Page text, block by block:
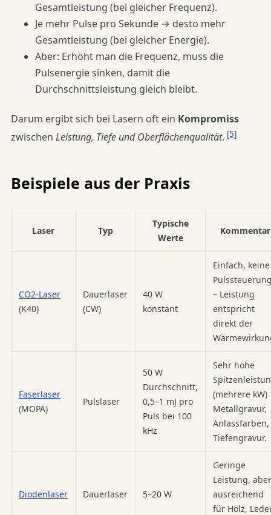
Gesamtleistung (bei gleicher Frequenz).
Je mehr Pulse pro Sekunde → desto mehr
Gesamtleistung (bei gleicher Energie).
Aber: Erhöht man die Frequenz, muss die
Pulsenergie sinken, damit die
Durchschnittsleistung gleich bleibt.
Darum ergibt sich bei Lasern oft ein Kompromiss
zwischen Leistung, Tiefe und Oberflächenqualität. [5]
Beispiele aus der Praxis
Laser Typ
Typische
Werte
Kommentar
CO2-Laser
(K40)
Dauerlaser
(CW)
40 W
konstant
Einfach, keine
– Leistung
entspricht
direkt der
Faserlaser
(MOPA)
Pulslaser
50 W
Durchschnitt,
0,5–1 mJ pro
Puls bei 100
kHz
Sehr hohe
(mehrere
Metallgravur,
Anlassfarben,
Tiefengravur.
Diodenlaser Dauerlaser 5–20 W
Geringe
Leistung, aber
ausreichend
für Holz,